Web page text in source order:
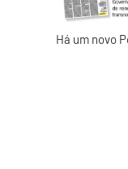
Há um novo